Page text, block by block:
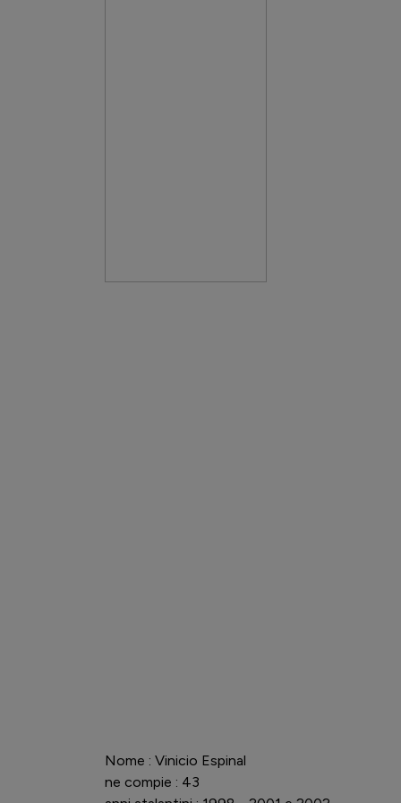
Nome : Vinicio Espinal
ne compie : 43